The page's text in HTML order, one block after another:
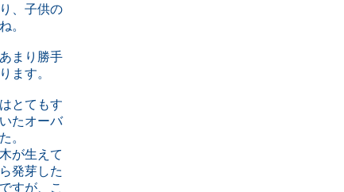
、子供の
。
まり勝手
ます。
とてもす
たオーバ
。
が生えて
発芽した
すが、こ